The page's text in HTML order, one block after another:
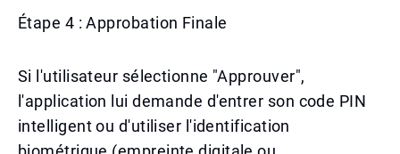
Étape 4 : Approbation Finale
Si l'utilisateur sélectionne "Approuver",
l'application lui demande d'entrer son code PIN
intelligent ou d'utiliser l'identification